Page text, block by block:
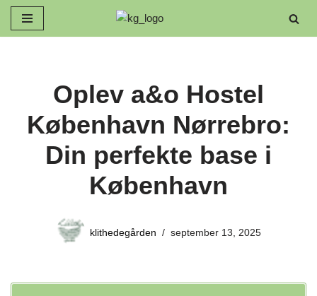
Spring
Oplev a&o Hostel
København Nørrebro:
Din perfekte base i
København
klithedegården september 13, 2025